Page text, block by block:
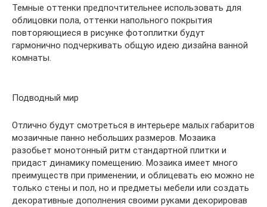
Темные оттенки предпочтительнее использовать для
облицовки пола, оттенки напольного покрытия
повторяющиеся в рисунке фотоплитки будут
гармонично подчеркивать общую идею дизайна ванной
комнаты.
Подводный мир
Отлично будут смотреться в интерьере малых габаритов
мозаичные панно небольших размеров. Мозаика
разобьет монотонный ритм стандартной плитки и
придаст динамику помещению. Мозаика имеет много
преимуществ при применении, и облицевать ею можно не
только стены и пол, но и предметы мебели или создать
декоративные дополнения своими руками декорировав